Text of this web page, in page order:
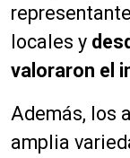
locales y
valoraron el
Además, los
amplia